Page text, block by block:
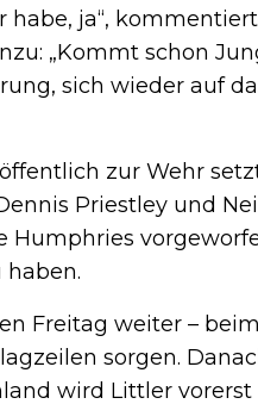
habe, ja“,
„Kommt schon
sich wieder auf
zur Wehr
Priestley und
haben.
Freitag weiter –
sorgen.
wird Littler